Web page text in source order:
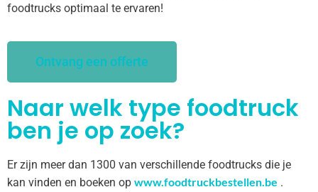
foodtrucks optimaal te ervaren!
Ontvang een offerte
Naar welk type foodtruck
ben je op zoek?
Er zijn meer dan 1300 van verschillende foodtrucks die je
kan vinden en boeken op www.foodtruckbestellen.be .